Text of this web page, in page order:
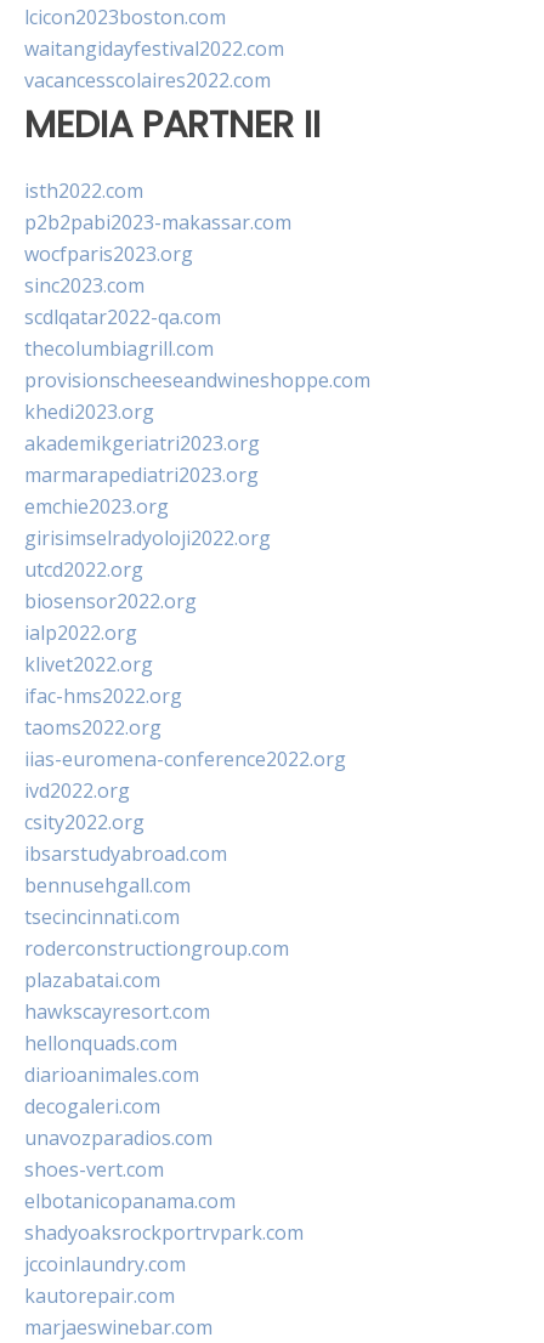
lcicon2023boston.com
waitangidayfestival2022.com
vacancesscolaires2022.com
MEDIA PARTNER II
isth2022.com
p2b2pabi2023-makassar.com
wocfparis2023.org
sinc2023.com
scdlqatar2022-qa.com
thecolumbiagrill.com
provisionscheeseandwineshoppe.com
khedi2023.org
akademikgeriatri2023.org
marmarapediatri2023.org
emchie2023.org
girisimselradyoloji2022.org
utcd2022.org
biosensor2022.org
ialp2022.org
klivet2022.org
ifac-hms2022.org
taoms2022.org
iias-euromena-conference2022.org
ivd2022.org
csity2022.org
ibsarstudyabroad.com
bennusehgall.com
tsecincinnati.com
roderconstructiongroup.com
plazabatai.com
hawkscayresort.com
hellonquads.com
diarioanimales.com
decogaleri.com
unavozparadios.com
shoes-vert.com
elbotanicopanama.com
shadyoaksrockportrvpark.com
jccoinlaundry.com
kautorepair.com
marjaeswinebar.com